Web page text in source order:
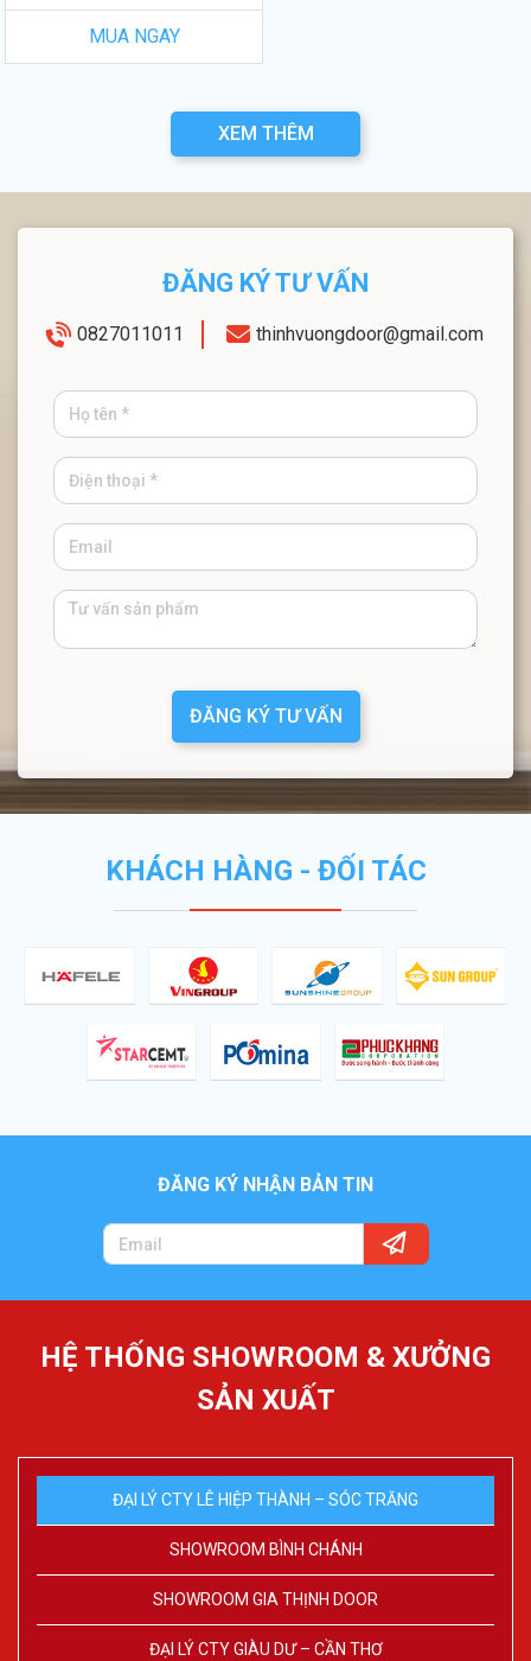
MUA NGAY
XEM THÊM
ĐĂNG KÝ TƯ VẤN
0827011011 thinhvuongdoor@gmail.com
ĐĂNG KÝ TƯ VẤN
KHÁCH HÀNG - ĐỐI TÁC
ĐĂNG KÝ NHẬN BẢN TIN
HỆ THỐNG SHOWROOM & XƯỞNG
SẢN XUẤT
ĐẠI LÝ CTY LÊ HIỆP THÀNH – SÓC TRĂNG
SHOWROOM BÌNH CHÁNH
SHOWROOM GIA THỊNH DOOR
ĐẠI LÝ CTY GIÀU DƯ – CẦN THƠ